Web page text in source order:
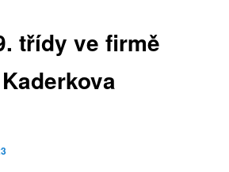
třídy ve firmě